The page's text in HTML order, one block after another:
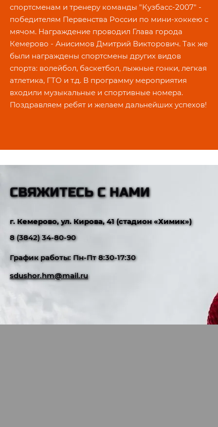
спортсменам и тренеру команды "Кузбасс-2007" -
победителям Первенства России по мини-хоккею с
мячом. Награждение проводил Глава города
Кемерово - Анисимов Дмитрий Викторович. Так же
были награждены спортсмены других видов
спорта: волейбол, баскетбол, лыжные гонки, легкая
атлетика, ГТО и т.д. В программу мероприятия
входили музыкальные и спортивные номера.
Поздравляем ребят и желаем дальнейших успехов!
СВЯЖИТЕСЬ С НАМИ
г. Кемерово, ул. Кирова, 41 (стадион «Химик»)
8 (3842) 34-80-90
График работы: Пн-Пт 8:30-17:30
sdushor.hm@mail.ru